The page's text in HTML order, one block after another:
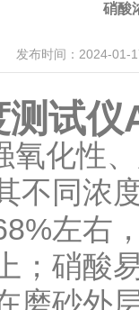
硝酸
发布时间：2024-01-
试
氧化性
不同浓
左右
；硝酸
磨砂外